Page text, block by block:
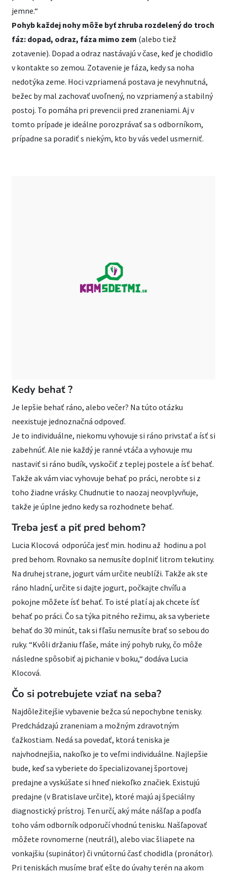
jemne.“
Pohyb každej nohy môže byť zhruba rozdelený do troch
fáz: dopad, odraz, fáza mimo zem (alebo tiež
zotavenie). Dopad a odraz nastávajú v čase, keď je chodidlo
v kontakte so zemou. Zotavenie je fáza, kedy sa noha
nedotýka zeme. Hoci vzpriamená postava je nevyhnutná,
bežec by mal zachovať uvoľnený, no vzpriamený a stabilný
postoj. To pomáha pri prevencii pred zraneniami. Aj v
tomto prípade je ideálne porozprávať sa s odborníkom,
prípadne sa poradiť s niekým, kto by vás vedel usmerniť.
Kedy behať ?
Je lepšie behať ráno, alebo večer? Na túto otázku
neexistuje jednoznačná odpoveď.
Je to individuálne, niekomu vyhovuje si ráno privstať a ísť si
zabehnúť. Ale nie každý je ranné vtáča a vyhovuje mu
nastaviť si ráno budík, vyskočiť z teplej postele a ísť behať.
Takže ak vám viac vyhovuje behať po práci, nerobte si z
toho žiadne vrásky. Chudnutie to naozaj neovplyvňuje,
takže je úplne jedno kedy sa rozhodnete behať.
Treba jesť a piť pred behom?
Lucia Klocová odporúča jesť min. hodinu až hodinu a pol
pred behom. Rovnako sa nemusíte doplniť litrom tekutiny.
Na druhej strane, jogurt vám určite neublíži. Takže ak ste
ráno hladní, určite si dajte jogurt, počkajte chvíľu a
pokojne môžete ísť behať. To isté platí aj ak chcete ísť
behať po práci. Čo sa týka pitného režimu, ak sa vyberiete
behať do 30 minút, tak si fľašu nemusíte brať so sebou do
ruky. “Kvôli držaniu fľaše, máte iný pohyb ruky, čo môže
následne spôsobiť aj pichanie v boku,“ dodáva Lucia
Klocová.
Čo si potrebujete vziať na seba?
Najdôležitejšie vybavenie bežca sú nepochybne tenisky.
Predchádzajú zraneniam a možným zdravotným
ťažkostiam. Nedá sa povedať, ktorá teniska je
najvhodnejšia, nakoľko je to veľmi individuálne. Najlepšie
bude, keď sa vyberiete do špecializovanej športovej
predajne a vyskúšate si hneď niekoľko značiek. Existujú
predajne (v Bratislave určite), ktoré majú aj špeciálny
diagnostický prístroj. Ten určí, aký máte nášľap a podľa
toho vám odborník odporučí vhodnú tenisku. Našľapovať
môžete rovnomerne (neutrál), alebo viac šliapete na
vonkajšiu (supinátor) či vnútornú časť chodidla (pronátor).
Pri teniskách musíme brať ešte do úvahy terén na akom